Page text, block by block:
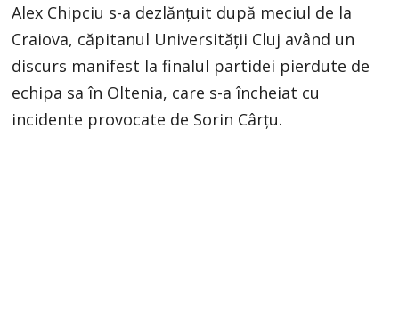
Alex Chipciu s-a dezlănțuit după meciul de la
Craiova, căpitanul Universității Cluj având un
discurs manifest la finalul partidei pierdute de
echipa sa în Oltenia, care s-a încheiat cu
incidente provocate de Sorin Cârțu.